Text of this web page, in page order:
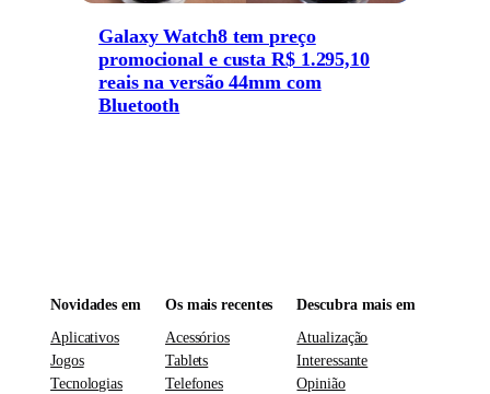
Galaxy Watch8 tem preço
promocional e custa R$ 1.295,10
reais na versão 44mm com
Bluetooth
Novidades em
Aplicativos
Jogos
Tecnologias
Os mais recentes
Acessórios
Tablets
Telefones
Descubra mais em
Atualização
Interessante
Opinião